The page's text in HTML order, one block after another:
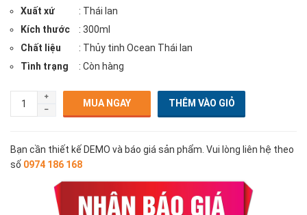
Xuất xứ
: Thái lan
Kích thước
: 300ml
Chất liệu
: Thủy tinh Ocean Thái lan
Tình trạng
: Còn hàng
MUA NGAY
Bạn cần thiết kế DEMO và báo giá sản phẩm. Vui lòng liên hệ theo
số 0974 186 168